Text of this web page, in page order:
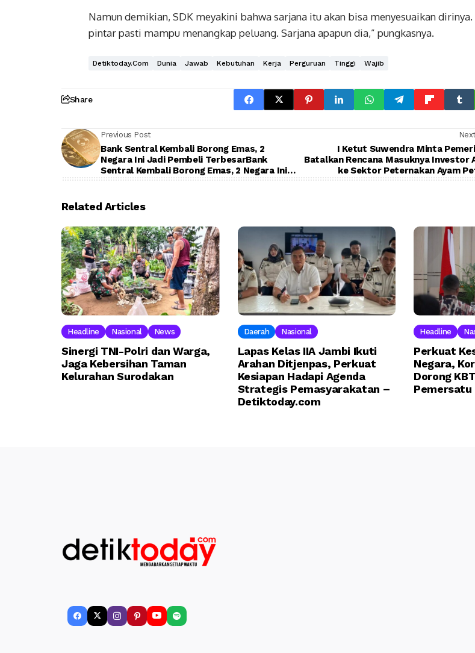
Namun demikian, SDK meyakini bahwa sarjana itu akan bisa menyesuaikan dirinya.
pintar pasti mampu menangkap peluang. Sarjana apapun dia,” pungkasnya.
Detiktoday.com Dunia Jawab Kebutuhan Kerja Perguruan Tinggi Wajib
Share
Previous Post
Bank Sentral Kembali Borong Emas, 2
Negara Ini Jadi Pembeli TerbesarBank
Sentral Kembali Borong Emas, 2 Negara Ini
I Ketut Suwendra Minta
Batalkan Rencana Masuknya Investor
ke Sektor Peternakan Ayam
Related Articles
Headline Nasional News
Sinergi TNI-Polri dan Warga,
Jaga Kebersihan Taman
Kelurahan Surodakan
Daerah Nasional
Lapas Kelas IIA Jambi Ikuti
Arahan Ditjenpas, Perkuat
Kesiapan Hadapi Agenda
Strategis Pemasyarakatan –
Detiktoday.com
Headline
Perkuat
Negara,
Dorong
Pemersatu